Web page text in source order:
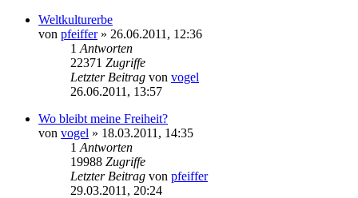
Weltkulturerbe
von pfeiffer» 26.06.2011, 12:36
1 Antworten
22371 Zugriffe
Letzter Beitrag von vogel
26.06.2011, 13:57
Wo bleibt meine Freiheit?
von vogel » 18.03.2011, 14:35
1 Antworten
19988 Zugriffe
Letzter Beitrag von pfeiffer
29.03.2011, 20:24